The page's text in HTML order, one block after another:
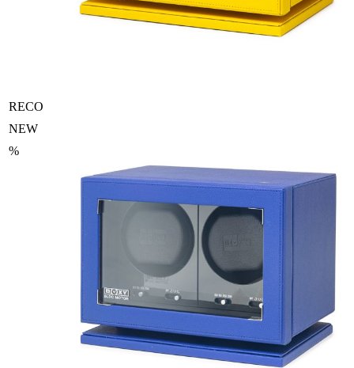
RECO
NEW
%